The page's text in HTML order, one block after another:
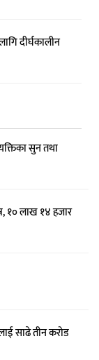
दीर्घकालीन
सुन तथा
१० लाख १४ हजार
साढे तीन करोड